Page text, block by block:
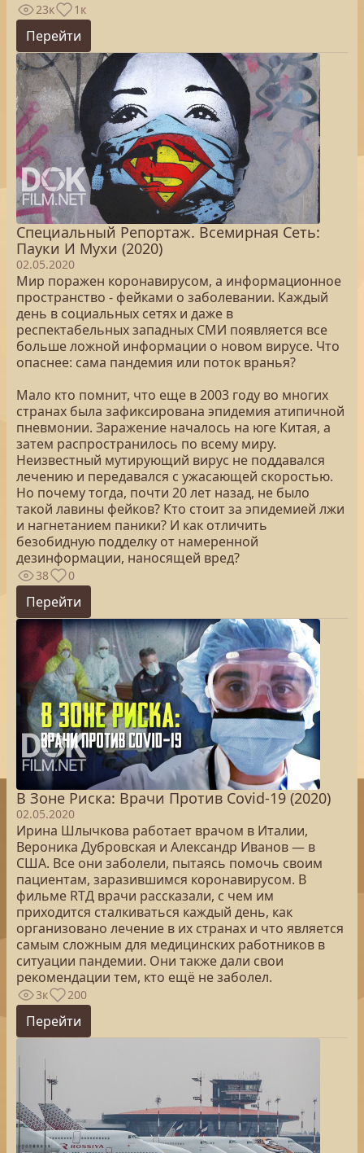
23к 1к
Перейти
Специальный Репортаж. Всемирная Сеть:
Пауки И Мухи (2020)
02.05.2020
Мир поражен коронавирусом, а информационное
пространство - фейками о заболевании. Каждый
день в социальных сетях и даже в
респектабельных западных СМИ появляется все
больше ложной информации о новом вирусе. Что
опаснее: сама пандемия или поток вранья?
Мало кто помнит, что еще в 2003 году во многих
странах была зафиксирована эпидемия атипичной
пневмонии. Заражение началось на юге Китая, а
затем распространилось по всему миру.
Неизвестный мутирующий вирус не поддавался
лечению и передавался с ужасающей скоростью.
Но почему тогда, почти 20 лет назад, не было
такой лавины фейков? Кто стоит за эпидемией лжи
и нагнетанием паники? И как отличить
безобидную подделку от намеренной
дезинформации, наносящей вред?
38 0
Перейти
В Зоне Риска: Врачи Против Covid-19 (2020)
02.05.2020
Ирина Шлычкова работает врачом в Италии,
Вероника Дубровская и Александр Иванов — в
США. Все они заболели, пытаясь помочь своим
пациентам, заразившимся коронавирусом. В
фильме RTД врачи рассказали, с чем им
приходится сталкиваться каждый день, как
организовано лечение в их странах и что является
самым сложным для медицинских работников в
ситуации пандемии. Они также дали свои
рекомендации тем, кто ещё не заболел.
3к 200
Перейти